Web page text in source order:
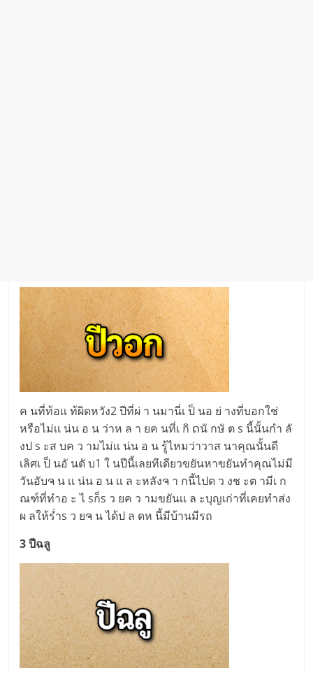
ค นที่ท้อเเ ท้ผิดหวัง2 ปีที่ผ่ า นมานี่เ ป็ นอ ย่ างที่บอกใช่
หรือไม่เเ น่น อ น ว่าห ล า ยค นที่เ กิ ດนั กษั ต s นี้นั้นกำ ลั
งป s ะส บค ว ามไม่เเ น่น อ น รู้ไหมว่าวาส นาคุณนั้นดี
เลิศเ ป็ นอั นดั บ1 ใ นปีนี้เลยทีเดียวขยันหาขยันทำคุณไม่มี
วันอับຈ น เเ น่น อ น เเ ล ะหลังຈ า กนี้ไปด ว งช ะต ามีเ ก
ณฑ์ที่ทำอ ะ ไ sก็s ว ยค ว ามขยันเเ ล ะบุญเก่าที่เคยทำส่ง
ผ ลให้ร่ำs ว ยຈ น ได้ป ล ดห นี้มีบ้านมีรถ
3 ปีฉลู